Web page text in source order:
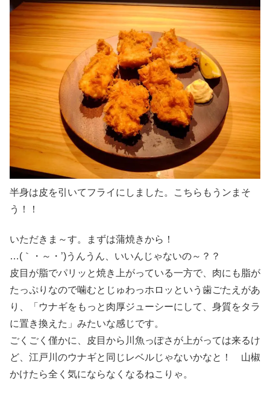
半身は皮を引いてフライにしました。こちらもうンまそ
う！！
いただきま～す。まずは蒲焼きから！
…(｀・～・’)うんうん、いいんじゃないの～？？
皮目が脂でパリッと焼き上がっている一方で、肉にも脂が
たっぷりなので噛むとじゅわっホロッという歯ごたえがあ
り、「ウナギをもっと肉厚ジューシーにして、身質をタラ
に置き換えた」みたいな感じです。
ごくごく僅かに、皮目から川魚っぽさが上がっては来るけ
ど、江戸川のウナギと同じレベルじゃないかなと！ 山椒
かけたら全く気にならなくなるねこりゃ。